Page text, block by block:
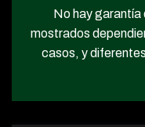
No hay garantía
mostrados
casos, y